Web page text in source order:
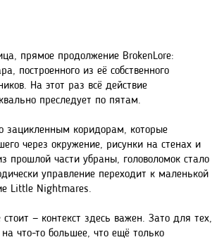
прямое продолжение BrokenLore:
построенного из её собственного
На этот раз всё действие
преследует по пятам.
зацикленным коридорам, которые
через окружение, рисунки на стенах и
прошлой части убраны, головоломок стало
управление переходит к маленькой
Little Nightmares.
— контекст здесь важен. Зато для тех,
что-то большее, что ещё только